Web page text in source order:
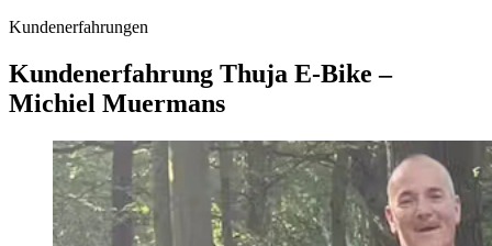
Kundenerfahrungen
Kundenerfahrung Thuja E-Bike –
Michiel Muermans